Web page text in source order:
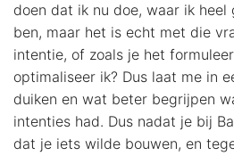
doen dat ik nu doe, waar ik heel
ben, maar het is echt met die
intentie, of zoals je het
optimaliseer ik? Dus laat me in
duiken en wat beter begrijpen
intenties had. Dus nadat je bij
dat je iets wilde bouwen, en